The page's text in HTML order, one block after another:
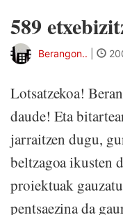
589
Berangon..
Lotsatzekoa!
daude! Eta
jarraitzen dugu,
beltzagoa ikusten
proiektuak
pentsaezina da